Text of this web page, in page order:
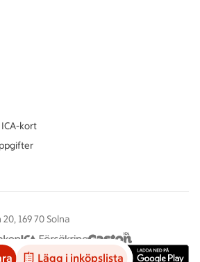
Lägg i inköpslista
kort
169 70 Solna